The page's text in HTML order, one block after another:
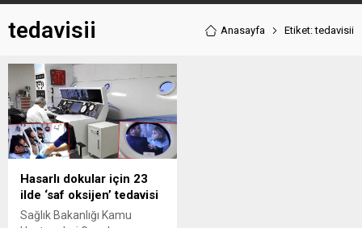
tedavisii Anasayfa Etiket: tedavisii
Hasarlı dokular için 23
ilde ‘saf oksijen’ tedavisi
Sağlık Bakanlığı Kamu